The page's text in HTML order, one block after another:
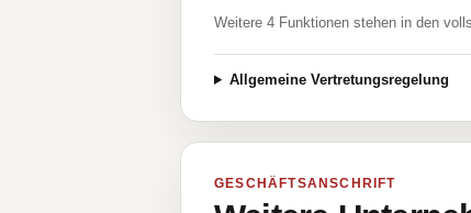
Weitere 4 Funktionen stehen in den
Allgemeine Vertretungsregelung
GESCHÄFTSANSCHRIFT